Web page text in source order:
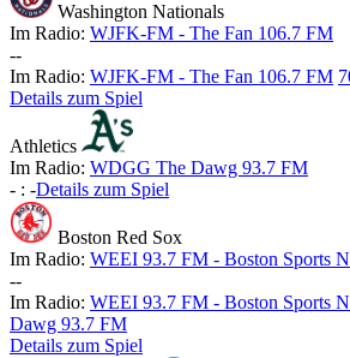
Washington Nationals
Im Radio: WJFK-FM - The Fan 106.7 FM
--
Im Radio: WJFK-FM - The Fan 106.7 FM
Details zum Spiel
Athletics
Im Radio: WDGG The Dawg 93.7 FM
- : -Details zum Spiel
Boston Red Sox
Im Radio: WEEI 93.7 FM - Boston Sports
--
Im Radio: WEEI 93.7 FM - Boston Sports
Dawg 93.7 FM
Details zum Spiel